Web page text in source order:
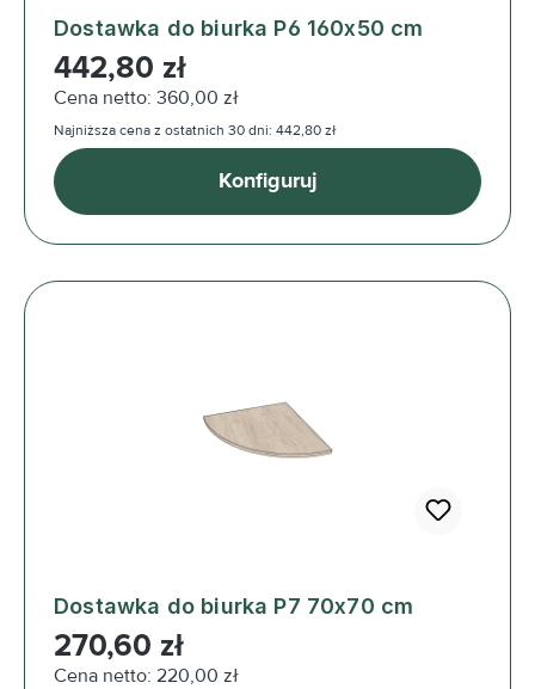
Dostawka do biurka P6 160x50 cm
Cena regularna:
442,80 zł
Cena netto: 360,00 zł
Najniższa cena z ostatnich 30 dni: 442,80 zł
Konfiguruj
Dostawka do biurka P7 70x70 cm
Cena regularna:
270,60 zł
Cena netto: 220,00 zł